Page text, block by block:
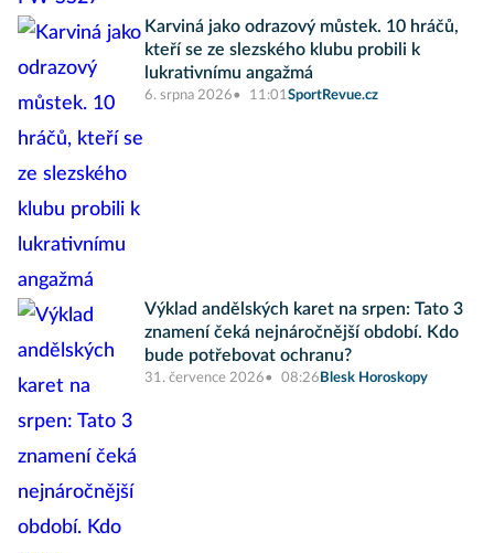
Karviná jako odrazový můstek. 10 hráčů,
kteří se ze slezského klubu probili k
lukrativnímu angažmá
6. srpna 2026 11:01SportRevue.cz
Výklad andělských karet na srpen: Tato 3
znamení čeká nejnáročnější období. Kdo
bude potřebovat ochranu?
31. července 2026 08:26 Blesk Horoskopy